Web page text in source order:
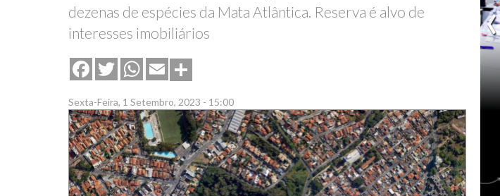
dezenas de espécies da Mata Atlântica. Reserva é alvo de
interesses imobiliários
FacebookTwitterWhatsApp
Email
Sexta-Feira, 1 Setembro, 2023 - 15:00